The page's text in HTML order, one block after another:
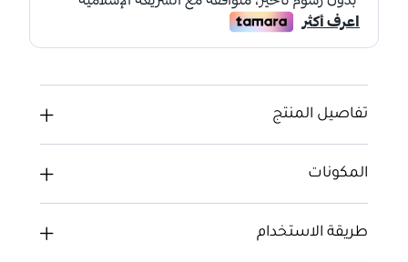
تفاصيل المنتج
المكونات
طريقة الاستخدام